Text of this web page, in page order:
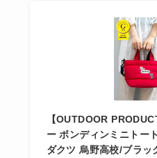
【OUTDOOR
ー ボンディンミニトー
ダクツ 烏野高校/ブラッ